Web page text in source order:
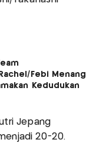
Febi Menang
Kedudukan
Jepang
20-20.